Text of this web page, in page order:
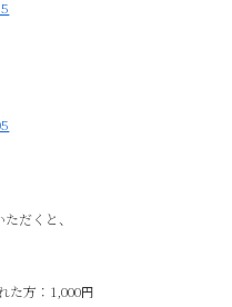
だくと、
た方：1,000円